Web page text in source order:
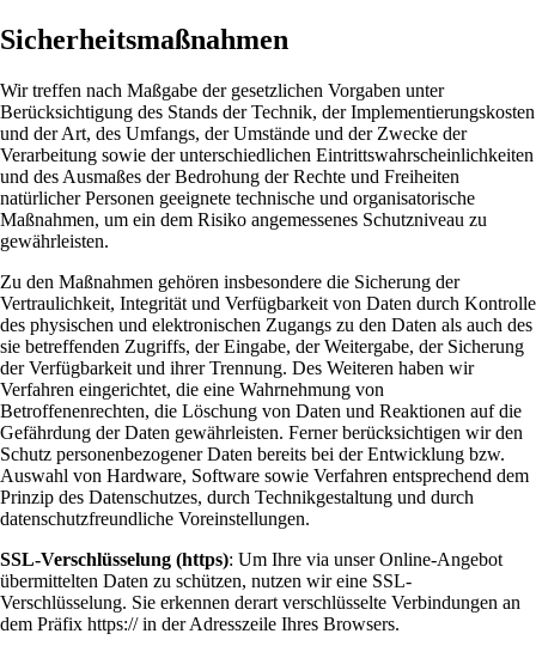
Sicherheitsmaßnahmen
Wir treffen nach Maßgabe der gesetzlichen Vorgaben unter
Berücksichtigung des Stands der Technik, der Implementierungskosten
und der Art, des Umfangs, der Umstände und der Zwecke der
Verarbeitung sowie der unterschiedlichen Eintrittswahrscheinlichkeiten
und des Ausmaßes der Bedrohung der Rechte und Freiheiten
natürlicher Personen geeignete technische und organisatorische
Maßnahmen, um ein dem Risiko angemessenes Schutzniveau zu
gewährleisten.
Zu den Maßnahmen gehören insbesondere die Sicherung der
Vertraulichkeit, Integrität und Verfügbarkeit von Daten durch Kontrolle
des physischen und elektronischen Zugangs zu den Daten als auch des
sie betreffenden Zugriffs, der Eingabe, der Weitergabe, der Sicherung
der Verfügbarkeit und ihrer Trennung. Des Weiteren haben wir
Verfahren eingerichtet, die eine Wahrnehmung von
Betroffenenrechten, die Löschung von Daten und Reaktionen auf die
Gefährdung der Daten gewährleisten. Ferner berücksichtigen wir den
Schutz personenbezogener Daten bereits bei der Entwicklung bzw.
Auswahl von Hardware, Software sowie Verfahren entsprechend dem
Prinzip des Datenschutzes, durch Technikgestaltung und durch
datenschutzfreundliche Voreinstellungen.
SSL-Verschlüsselung (https): Um Ihre via unser Online-Angebot
übermittelten Daten zu schützen, nutzen wir eine SSL-
Verschlüsselung. Sie erkennen derart verschlüsselte Verbindungen an
dem Präfix https:// in der Adresszeile Ihres Browsers.